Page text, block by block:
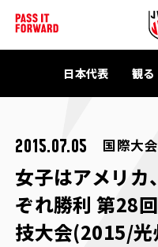
日本代表 観る
2015.07.05 国際大会
女子はアメリ
ぞれ勝利 第28
技大会(2015/光